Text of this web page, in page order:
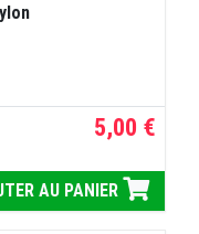
5,00 €
AU PANIER